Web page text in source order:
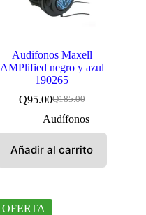
Audifonos Maxell
AMPlified negro y azul
190265
Q185.00
El
precio
Q185.00.
Q95.00El
precio
Q95.00.
Audífonos
Añadir al carrito
OFERTA